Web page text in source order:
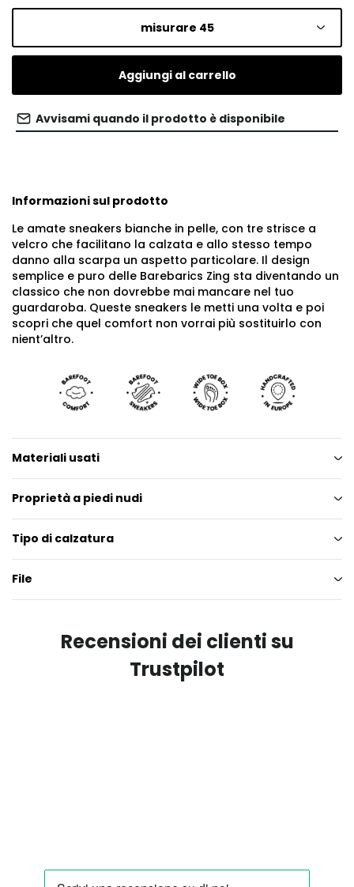
misurare 45
Aggiungi al carrello
Avvisami quando il prodotto è disponibile
Informazioni sul prodotto
Le amate sneakers bianche in pelle, con tre strisce a
velcro che facilitano la calzata e allo stesso tempo
danno alla scarpa un aspetto particolare. Il design
semplice e puro delle Barebarics Zing sta diventando un
classico che non dovrebbe mai mancare nel tuo
guardaroba. Queste sneakers le metti una volta e poi
scopri che quel comfort non vorrai più sostituirlo con
nient’altro.
Materiali usati
Proprietà a piedi nudi
Tipo di calzatura
File
Recensioni dei clienti su
Trustpilot